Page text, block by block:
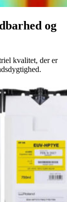
og
kvalitet, der er